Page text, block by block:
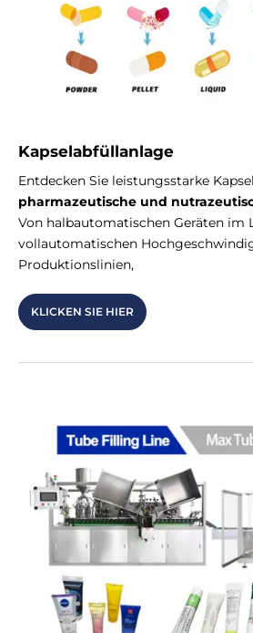
Kapselabfüllanlage
Entdecken Sie leistungsstarke
pharmazeutische und
Von halbautomatischen Geräten im
vollautomatischen
Produktionslinien,
KLICKEN SIE HIER